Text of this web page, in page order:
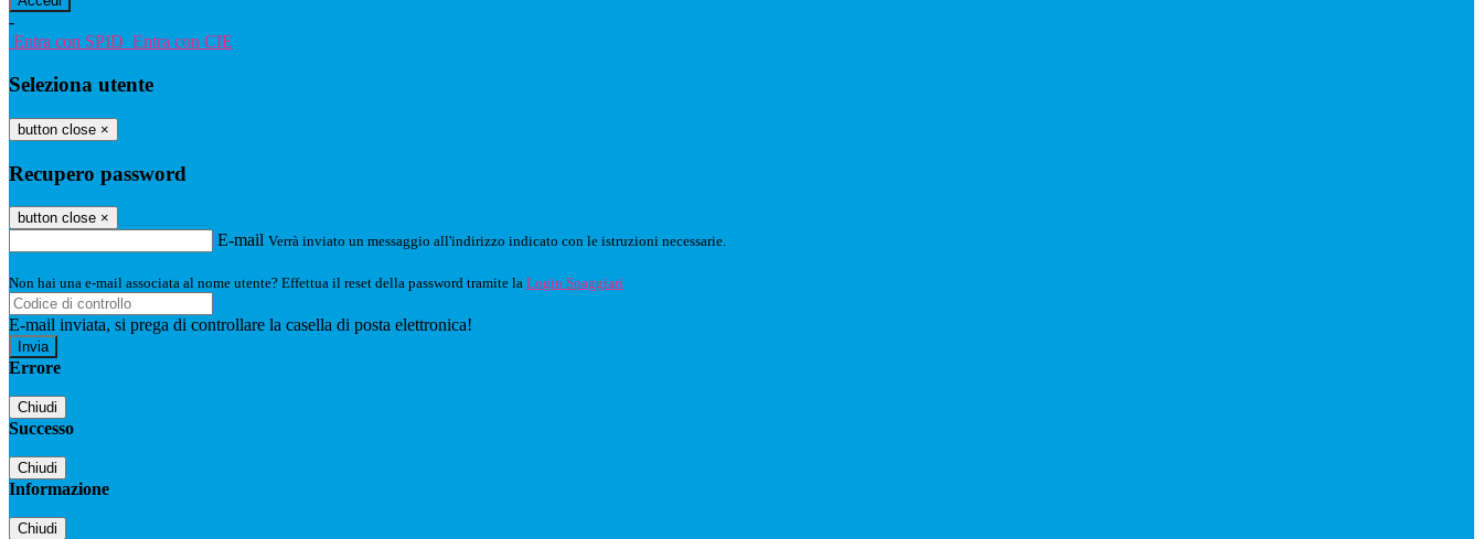
-
Entra con SPID Entra con CIE
Seleziona utente
button close ×
Recupero password
button close ×
E-mail Verrà inviato un messaggio all'indirizzo indicato con le istruzioni necessarie.
Non hai una e-mail associata al nome utente? Effettua il reset della password tramite la Login Spaggiari
E-mail inviata, si prega di controllare la casella di posta elettronica!
Errore
Chiudi
Successo
Chiudi
Informazione
Chiudi